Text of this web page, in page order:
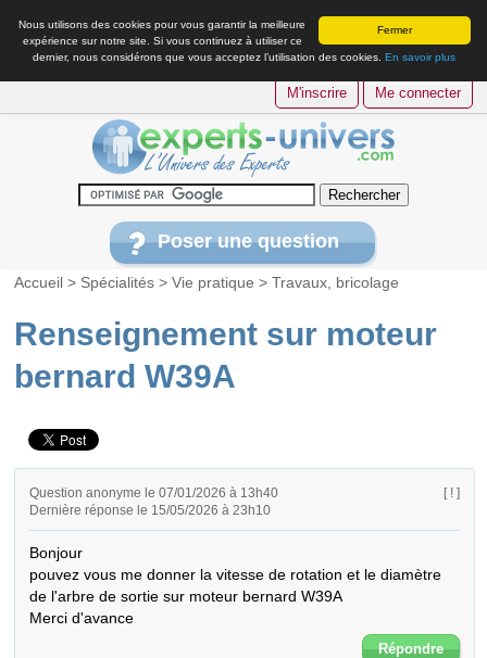
Fermer
Nous utilisons des cookies pour vous garantir la meilleure
expérience sur notre site. Si vous continuez à utiliser ce
dernier, nous considérons que vous acceptez l’utilisation des cookies. En savoir plus
M'inscrire Me connecter
Poser une question
Accueil > Spécialités >Vie pratique >Travaux, bricolage
Renseignement sur moteur
bernard W39A
Question anonyme le 07/01/2026 à 13h40
Dernière réponse le 15/05/2026 à 23h10
[ ! ]
Bonjour
pouvez vous me donner la vitesse de rotation et le diamètre
de l'arbre de sortie sur moteur bernard W39A
Merci d'avance
Répondre